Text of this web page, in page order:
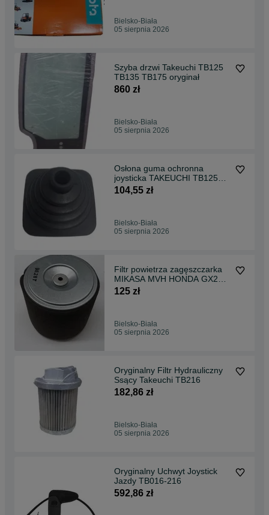
Bielsko-Biała
05 sierpnia 2026
Szyba drzwi Takeuchi TB125
TB135 TB175 oryginał
860 zł
Bielsko-Biała
05 sierpnia 2026
Osłona guma ochronna
joysticka TAKEUCHI TB125
TB135 TB145
104,55 zł
Bielsko-Biała
05 sierpnia 2026
Filtr powietrza zagęszczarka
MIKASA MVH HONDA GX270
GX340 GX390 cyklon
125 zł
Bielsko-Biała
05 sierpnia 2026
Oryginalny Filtr Hydrauliczny
Ssący Takeuchi TB216
182,86 zł
Bielsko-Biała
05 sierpnia 2026
Oryginalny Uchwyt Joystick
Jazdy TB016-216
592,86 zł